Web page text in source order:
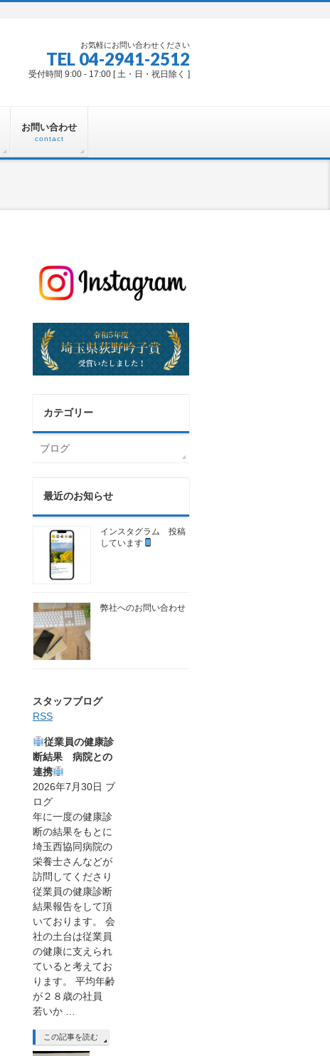
お気軽にお問い合わせください
TEL 04-2941-2512
受付時間 9:00 - 17:00 [ 土・日・祝日除く ]
お問い合わせ
contact
カテゴリー
ブログ
最近のお知らせ
インスタグラム 投稿
しています
弊社へのお問い合わせ
スタッフブログ
RSS
従業員の健康診
断結果 病院との
連携
2026年7月30日 ブ
ログ
年に一度の健康診
断の結果をもとに
埼玉西協同病院の
栄養士さんなどが
訪問してくださり
従業員の健康診断
結果報告をして頂
いております。 会
社の土台は従業員
の健康に支えられ
ていると考えてお
ります。 平均年齢
が２８歳の社員
若いか …
この記事を読む